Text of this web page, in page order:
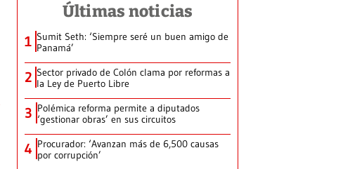
Últimas noticias
1 Sumit Seth: ‘Siempre seré un buen amigo de
Panamá’
2 Sector privado de Colón clama por reformas a
la Ley de Puerto Libre
3 Polémica reforma permite a diputados
‘gestionar obras’ en sus circuitos
4 Procurador: ‘Avanzan más de 6,500 causas
por corrupción’